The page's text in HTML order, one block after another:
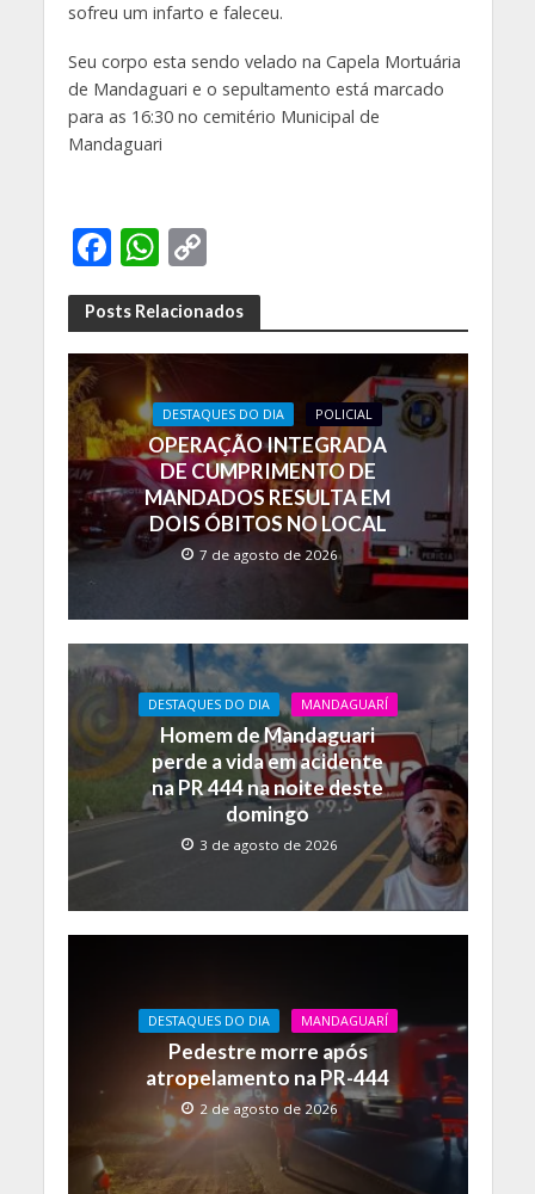
sofreu um infarto e faleceu.
Seu corpo esta sendo velado na Capela Mortuária
de Mandaguari e o sepultamento está marcado
para as 16:30 no cemitério Municipal de
Mandaguari
F
ac
e
b
o
o
k
W
h
at
s
A
p
p
C
o
p
y
Li
n
k
Posts Relacionados
DESTAQUES DO DIA POLICIAL
OPERAÇÃO INTEGRADA
DE CUMPRIMENTO DE
MANDADOS RESULTA EM
DOIS ÓBITOS NO LOCAL
7 de agosto de 2026
DESTAQUES DO DIA MANDAGUARÍ
Homem de Mandaguari
perde a vida em acidente
na PR 444 na noite deste
domingo
3 de agosto de 2026
DESTAQUES DO DIA MANDAGUARÍ
Pedestre morre após
atropelamento na PR-444
2 de agosto de 2026